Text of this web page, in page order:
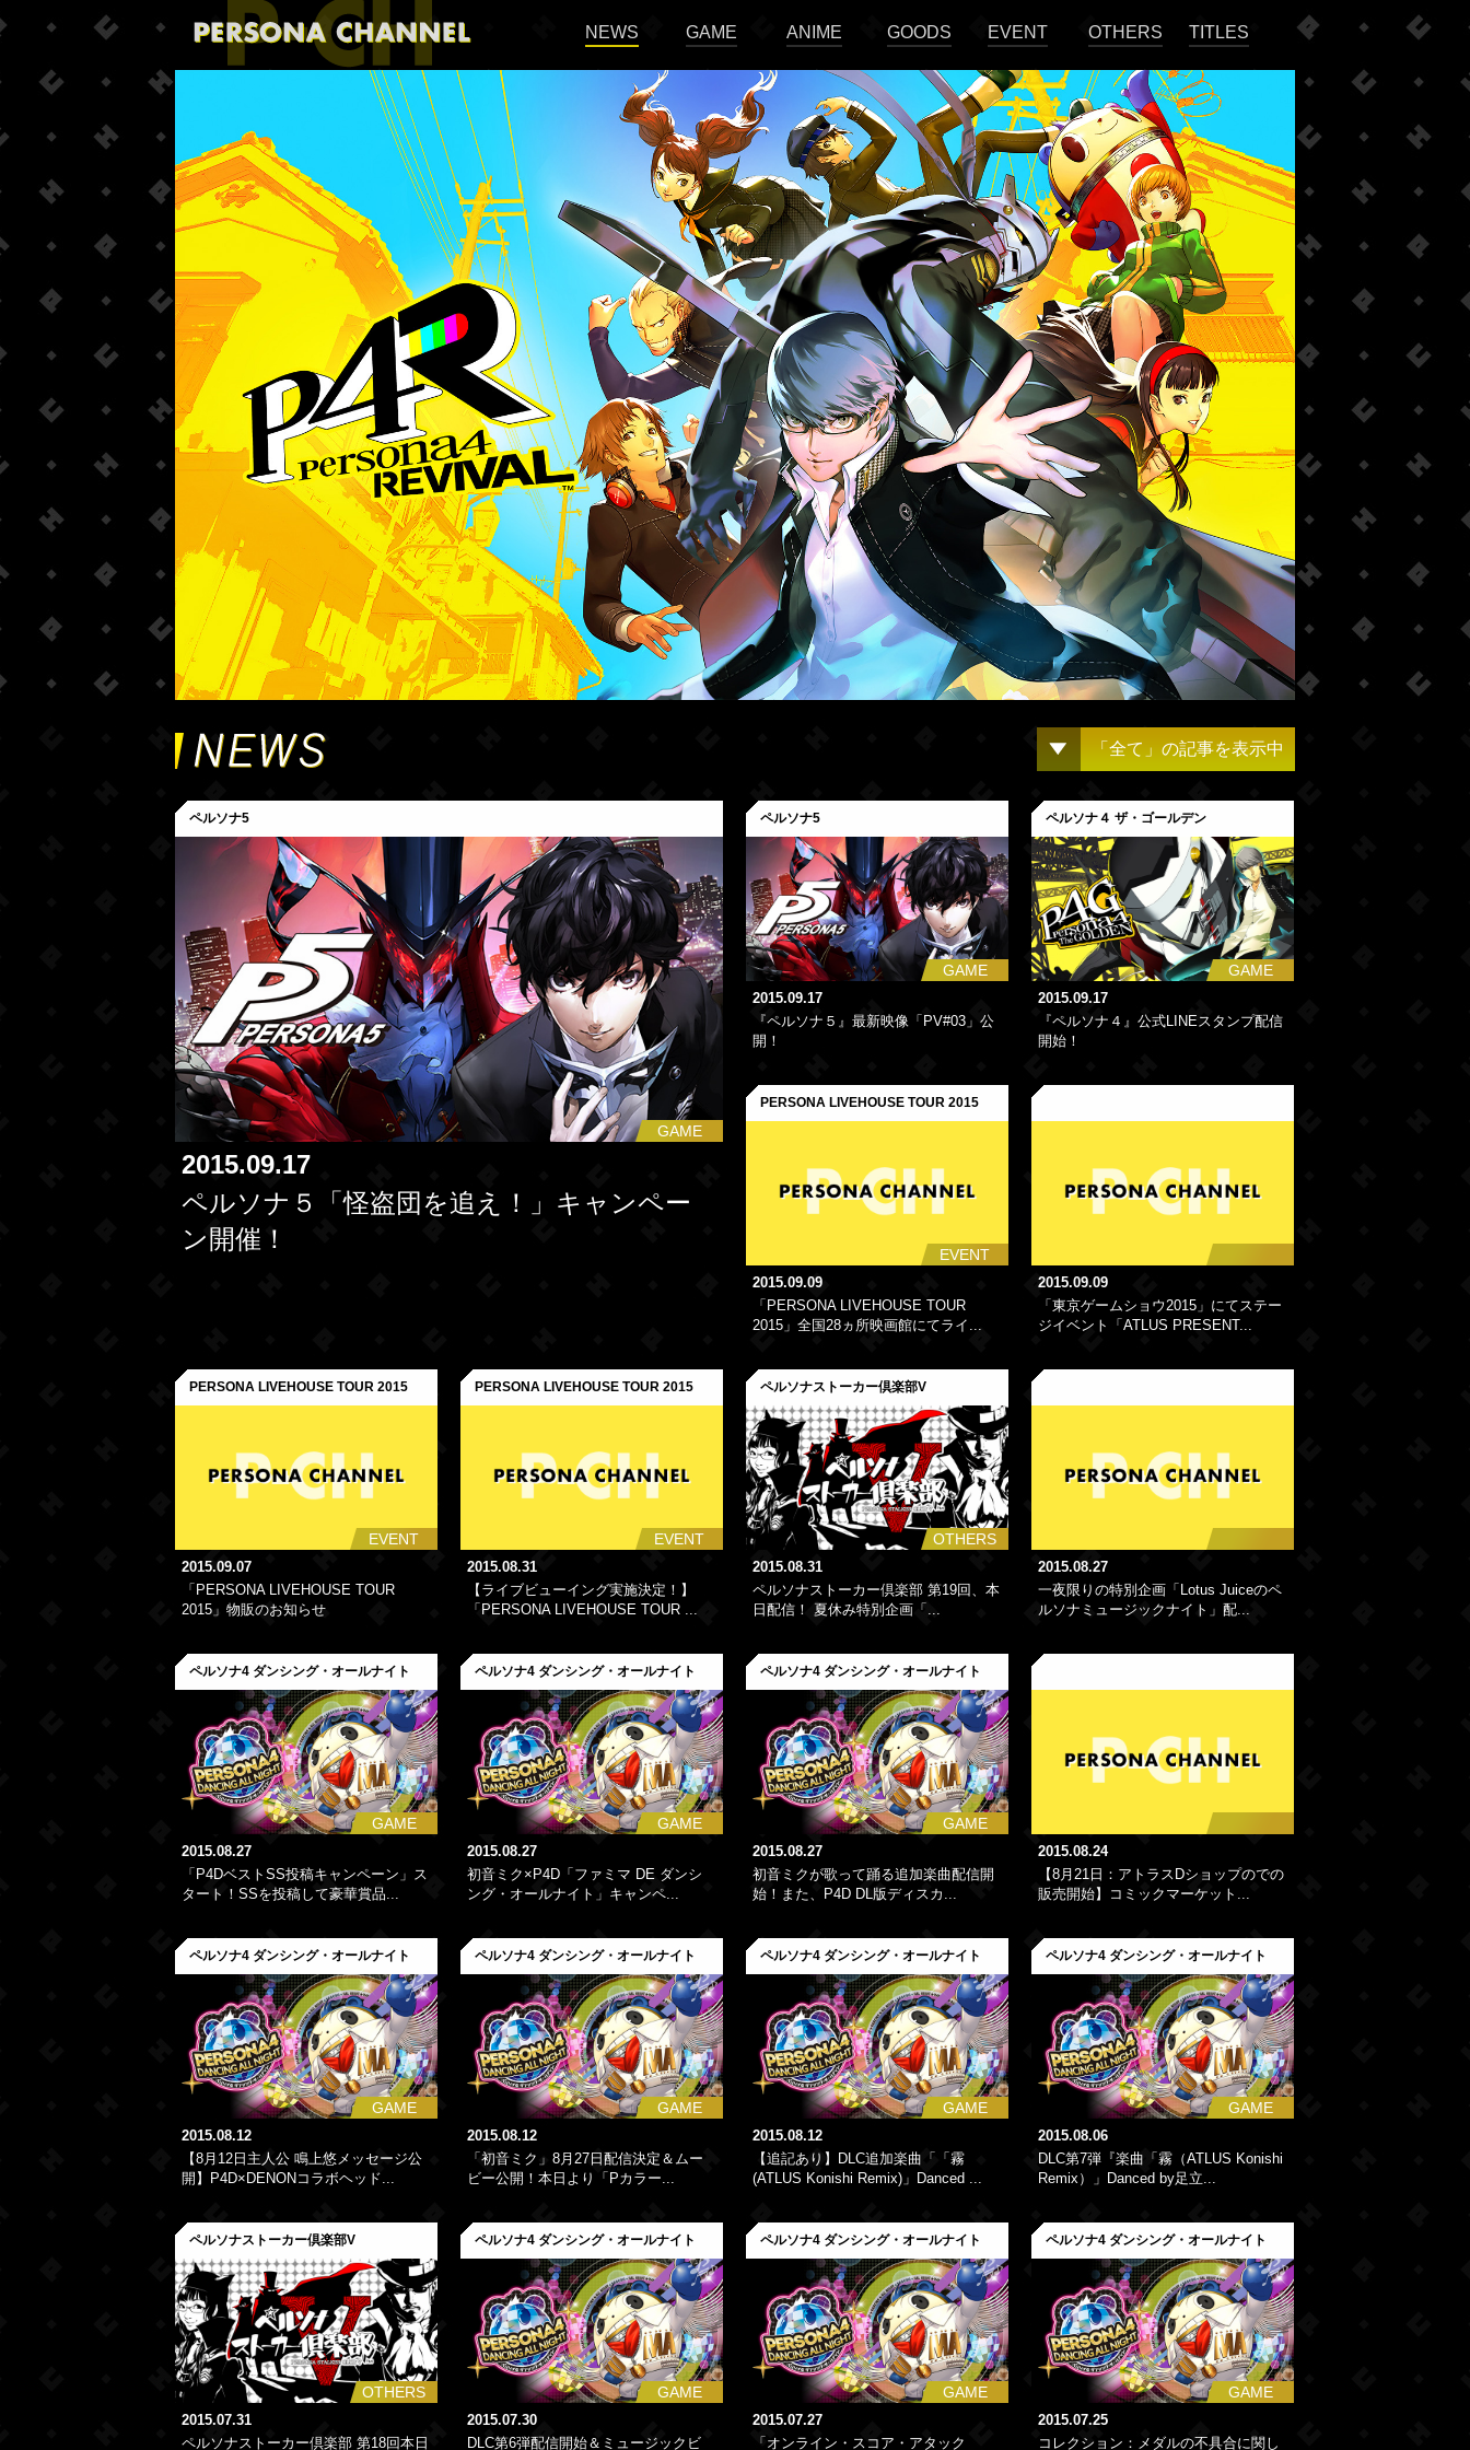
NEWS GAME ANIME GOODS EVENT OTHERS TITLES
「全て」の記事を表示中
ペルソナ5
GAME
2015.09.17
ペルソナ５「怪盗団を追え！」キャンペー
ン開催！
ペルソナ5
GAME
2015.09.17
『ペルソナ５』最新映像「PV#03」公
開！
ペルソナ４ ザ・ゴールデン
GAME
2015.09.17
『ペルソナ４』公式LINEスタンプ配信
開始！
PERSONA LIVEHOUSE TOUR 2015
EVENT
2015.09.09
「PERSONA LIVEHOUSE TOUR
2015」全国28ヵ所映画館にてライ...
2015.09.09
「東京ゲームショウ2015」にてステー
ジイベント「ATLUS PRESENT...
PERSONA LIVEHOUSE TOUR 2015
EVENT
2015.09.07
「PERSONA LIVEHOUSE TOUR
2015」物販のお知らせ
PERSONA LIVEHOUSE TOUR 2015
EVENT
2015.08.31
【ライブビューイング実施決定！】
「PERSONA LIVEHOUSE TOUR ...
ペルソナストーカー倶楽部V
OTHERS
2015.08.31
ペルソナストーカー倶楽部 第19回、本
日配信！ 夏休み特別企画「...
2015.08.27
一夜限りの特別企画「Lotus Juiceのペ
ルソナミュージックナイト」配...
ペルソナ4 ダンシング・オールナイト
GAME
2015.08.27
「P4DベストSS投稿キャンペーン」ス
タート！SSを投稿して豪華賞品...
ペルソナ4 ダンシング・オールナイト
GAME
2015.08.27
初音ミク×P4D「ファミマ DE ダンシ
ング・オールナイト」キャンペ...
ペルソナ4 ダンシング・オールナイト
GAME
2015.08.27
初音ミクが歌って踊る追加楽曲配信開
始！また、P4D DL版ディスカ...
2015.08.24
【8月21日：アトラスDショップのでの
販売開始】コミックマーケット...
ペルソナ4 ダンシング・オールナイト
GAME
2015.08.12
【8月12日主人公 鳴上悠メッセージ公
開】P4D×DENONコラボヘッド...
ペルソナ4 ダンシング・オールナイト
GAME
2015.08.12
「初音ミク」8月27日配信決定＆ムー
ビー公開！本日より「Pカラー...
ペルソナ4 ダンシング・オールナイト
GAME
2015.08.12
【追記あり】DLC追加楽曲「「霧
(ATLUS Konishi Remix)」Danced ...
ペルソナ4 ダンシング・オールナイト
GAME
2015.08.06
DLC第7弾『楽曲「霧（ATLUS Konishi
Remix）」Danced by足立...
ペルソナストーカー倶楽部V
OTHERS
2015.07.31
ペルソナストーカー倶楽部 第18回本日
ペルソナ4 ダンシング・オールナイト
GAME
2015.07.30
DLC第6弾配信開始＆ミュージックビ
ペルソナ4 ダンシング・オールナイト
GAME
2015.07.27
「オンライン・スコア・アタック
ペルソナ4 ダンシング・オールナイト
GAME
2015.07.25
コレクション：メダルの不具合に関し